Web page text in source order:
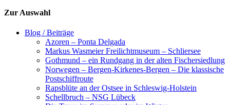
Zur Auswahl
Blog / Beiträge
Azoren – Ponta Delgada
Markus Wasmeier Freilichtmuseum – Schliersee
Gothmund – ein Rundgang in der alten Fischersiedlung
Norwegen – Bergen-Kirkenes-Bergen – Die klassische
Postschiffroute
Rapsblüte an der Ostsee in Schleswig-Holstein
Schellbruch – NSG Lübeck